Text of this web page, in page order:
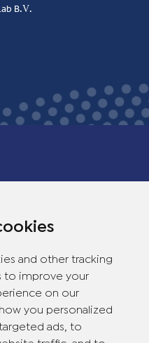
and other tracking
to improve your
on our
you personalized
ads, to
B.V.
Netherlands
znaleźć na stronie